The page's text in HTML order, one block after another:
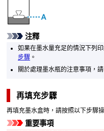
注釋
如果在墨水量充足的情況下列
步驟 。
關於處理墨水瓶的注意事項，
再填充步驟
再填充墨水盒時，請按照以下步驟
重要事項